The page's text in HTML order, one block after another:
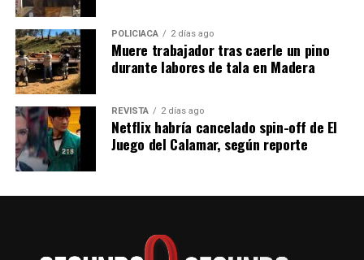
POLICIACA 2 días ago
Muere trabajador tras caerle un pino
durante labores de tala en Madera
REVISTA 2 días ago
Netflix habría cancelado spin-off de El
Juego del Calamar, según reporte